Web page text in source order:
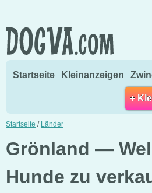
Direkt zum Inhalt
Startseite Kleinanzeigen
+
Startseite / Länder
Grönland —
Hunde zu